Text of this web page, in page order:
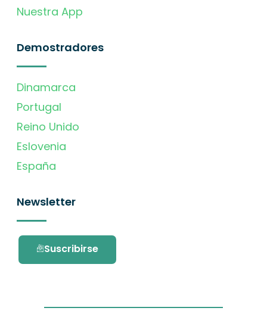
Nuestra App
Demostradores
Dinamarca
Portugal
Reino Unido
Eslovenia
España
Newsletter
Suscribirse